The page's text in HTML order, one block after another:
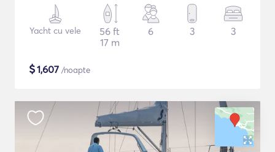
Yacht cu vele
56 ft
17 m
6 3 3
$1,607 /noapte